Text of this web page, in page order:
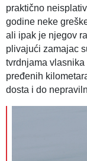
praktično
godine neke
ali ipak je njegov
plivajući zamajac
tvrdnjama
pređenih
dosta i do